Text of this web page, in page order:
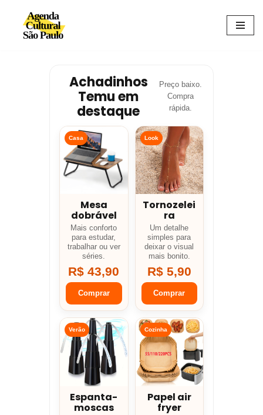
Avançar
Achadinhos
Temu em
destaque
Preço baixo.
Compra
rápida.
Casa
Mesa
dobrável
Mais conforto
para estudar,
trabalhar ou ver
séries.
R$ 43,90
Comprar
Look
Tornozelei
ra
Um detalhe
simples para
deixar o visual
mais bonito.
R$ 5,90
Comprar
Verão
Espanta-
moscas
Cozinha
Papel air
fryer